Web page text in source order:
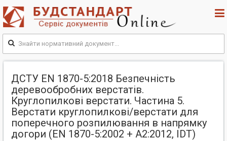
ДСТУ EN 1870-5:2018 Безпечність
деревообробних верстатів.
Круглопилкові верстати. Частина 5.
Верстати круглопилкові/верстати для
поперечного розпилювання в напрямку
догори (EN 1870-5:2002 + А2:2012, IDT)